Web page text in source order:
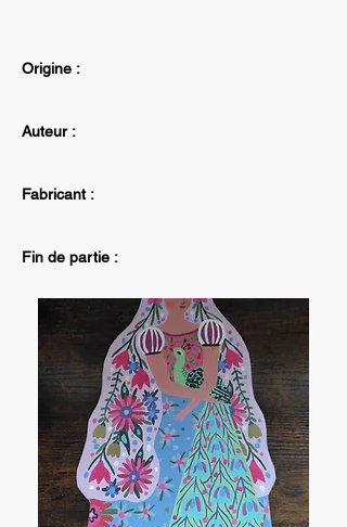
Origine :
Auteur :
Fabricant :
Fin de partie :